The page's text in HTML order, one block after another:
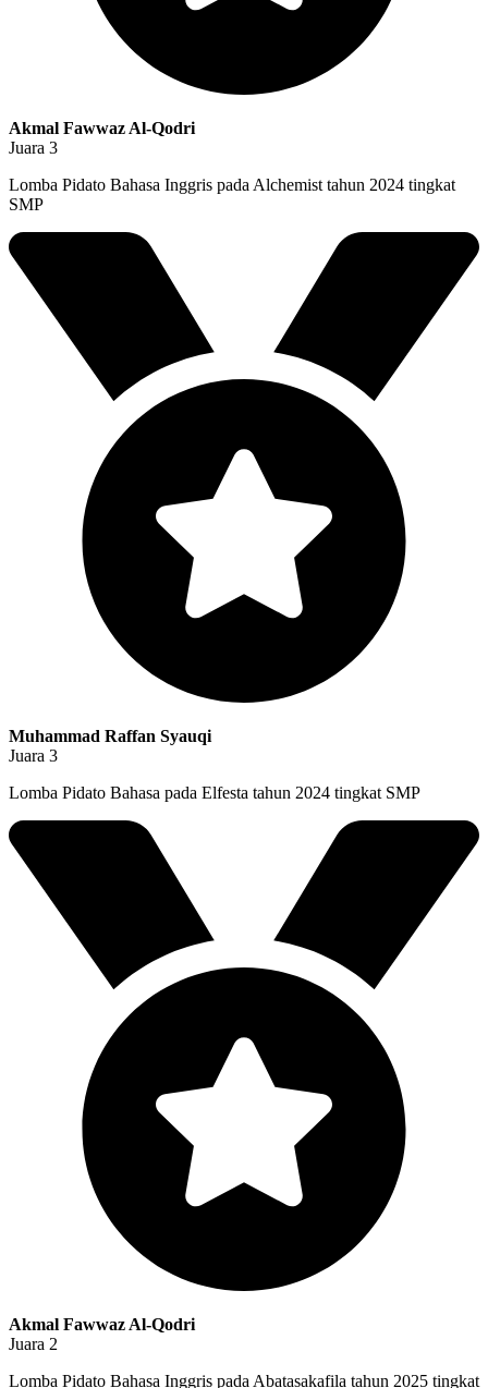
Akmal Fawwaz Al-Qodri
Juara 3
Lomba Pidato Bahasa Inggris pada Alchemist tahun 2024 tingkat
SMP
Muhammad Raffan Syauqi
Juara 3
Lomba Pidato Bahasa pada Elfesta tahun 2024 tingkat SMP
Akmal Fawwaz Al-Qodri
Juara 2
Lomba Pidato Bahasa Inggris pada Abatasakafila tahun 2025 tingkat